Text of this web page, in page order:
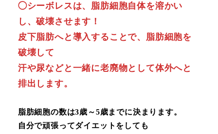
◯シーボレスは、脂肪細胞自体を溶かい
し、破壊させます！
皮下脂肪へと導入することで、脂肪細胞を
破壊して
汗や尿などと一緒に老廃物として体外へと
排出します。
脂肪細胞の数は3歳～5歳までに決まります。
自分で頑張ってダイエットをしても